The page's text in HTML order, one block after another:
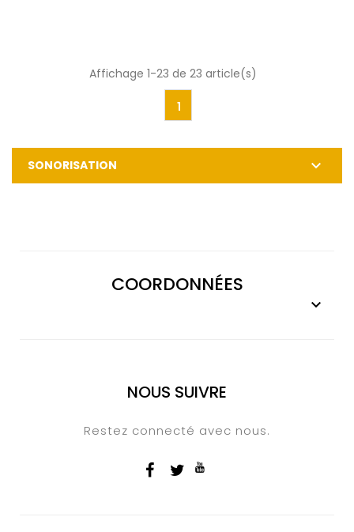
Affichage 1-23 de 23 article(s)
1
SONORISATION 
COORDONNÉES

NOUS SUIVRE
Restez connecté avec nous.